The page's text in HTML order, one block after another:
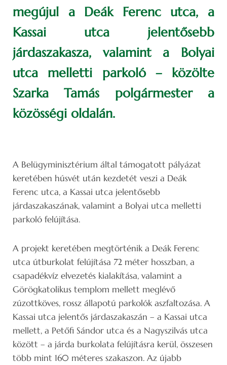
megújul a Deák Ferenc utca, a
Kassai utca jelentősebb
járdaszakasza, valamint a Bolyai
utca melletti parkoló – közölte
Szarka Tamás polgármester a
közösségi oldalán.
A Belügyminisztérium által támogatott pályázat
keretében húsvét után kezdetét veszi a Deák
Ferenc utca, a Kassai utca jelentősebb
járdaszakaszának, valamint a Bolyai utca melletti
parkoló felújítása.
A projekt keretében megtörténik a Deák Ferenc
utca útburkolat felújítása 72 méter hosszban, a
csapadékvíz elvezetés kialakítása, valamint a
Görögkatolikus templom mellett meglévő
zúzottköves, rossz állapotú parkolók aszfaltozása. A
Kassai utca jelentős járdaszakaszán – a Kassai utca
mellett, a Petőfi Sándor utca és a Nagyszilvás utca
között – a járda burkolata felújításra kerül, összesen
több mint 160 méteres szakaszon. Az újabb